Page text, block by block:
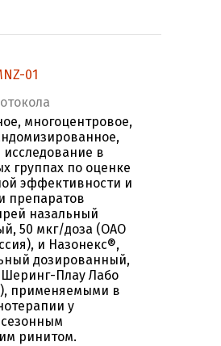
01
многоцентровое,
исследование в
группах по оценке
эффективности и
препаратов
назальный
50 мкг/доза (ОАО
и Назонекс®,
дозированный,
Плау Лабо
применяемыми в
у
ринитом.